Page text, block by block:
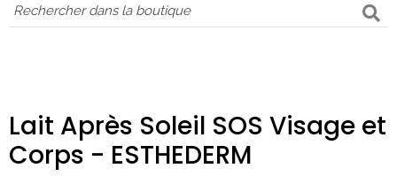
Lait Après Soleil SOS Visage et
Corps - ESTHEDERM
Confidentialité
Magasinez